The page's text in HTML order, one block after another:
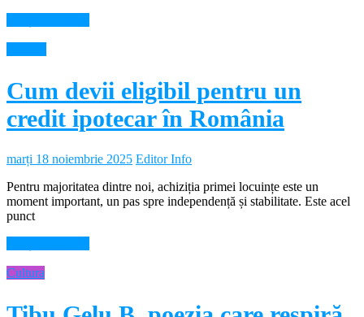
Cum devii eligibil pentru un
credit ipotecar în România
marți 18 noiembrie 2025 Editor Info
Pentru majoritatea dintre noi, achiziția primei locuințe este un
moment important, un pas spre independență și stabilitate. Este acel
punct
Cultura